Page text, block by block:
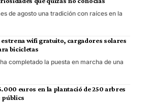
de agosto una tradición con raíces en la
estrena wifi gratuito, cargadores solares
bicicletas
completado la puesta en marcha de una
euros en la plantació de 250 arbres
públics